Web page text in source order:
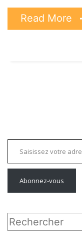
Read More
Saisissez votre adresse e-mail…
Abonnez-vous
Rechercher